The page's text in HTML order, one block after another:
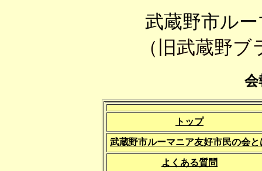
武蔵野市ル
（旧武蔵野
会
トップ
武蔵野市ルーマニア友好市民の会と
よくある質問